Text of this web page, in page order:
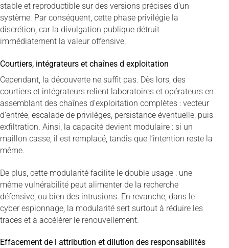
stable et reproductible sur des versions précises d’un
système. Par conséquent, cette phase privilégie la
discrétion, car la divulgation publique détruit
immédiatement la valeur offensive.
Courtiers, intégrateurs et chaînes d exploitation
Cependant, la découverte ne suffit pas. Dès lors, des
courtiers et intégrateurs relient laboratoires et opérateurs en
assemblant des chaînes d’exploitation complètes : vecteur
d’entrée, escalade de privilèges, persistance éventuelle, puis
exfiltration. Ainsi, la capacité devient modulaire : si un
maillon casse, il est remplacé, tandis que l’intention reste la
même.
De plus, cette modularité facilite le double usage : une
même vulnérabilité peut alimenter de la recherche
défensive, ou bien des intrusions. En revanche, dans le
cyber espionnage, la modularité sert surtout à réduire les
traces et à accélérer le renouvellement.
Effacement de l attribution et dilution des responsabilités